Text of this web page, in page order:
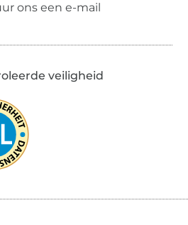
ons een e-mail
veiligheid